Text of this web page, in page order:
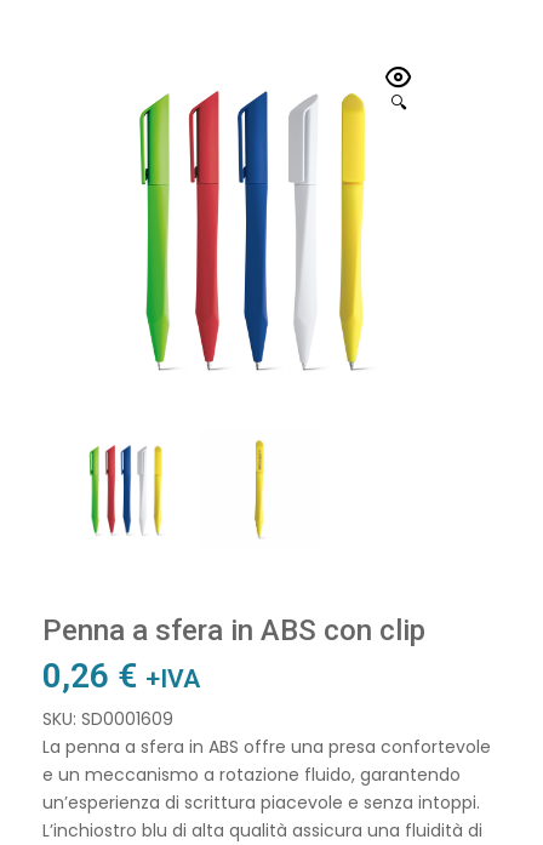
🔍
Penna a sfera in ABS con clip
0,26 € +IVA
SKU: SD0001609
La penna a sfera in ABS offre una presa confortevole
e un meccanismo a rotazione fluido, garantendo
un’esperienza di scrittura piacevole e senza intoppi.
L’inchiostro blu di alta qualità assicura una fluidità di